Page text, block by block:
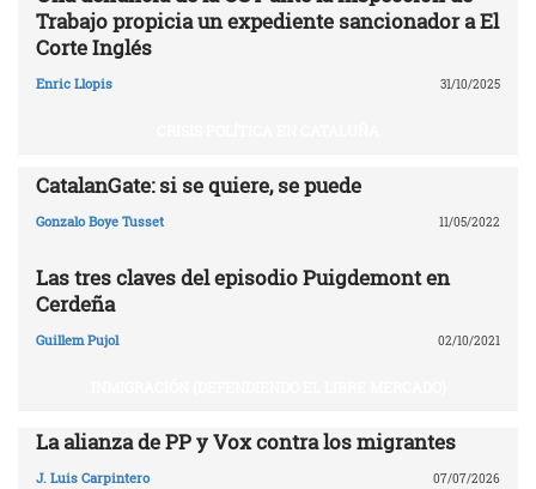
Trabajo propicia un expediente sancionador a El
Corte Inglés
Enric Llopis 31/10/2025
CatalanGate: si se quiere, se puede
Gonzalo Boye Tusset 11/05/2022
Las tres claves del episodio Puigdemont en
Cerdeña
Guillem Pujol 02/10/2021
La alianza de PP y Vox contra los migrantes
J. Luis Carpintero 07/07/2026